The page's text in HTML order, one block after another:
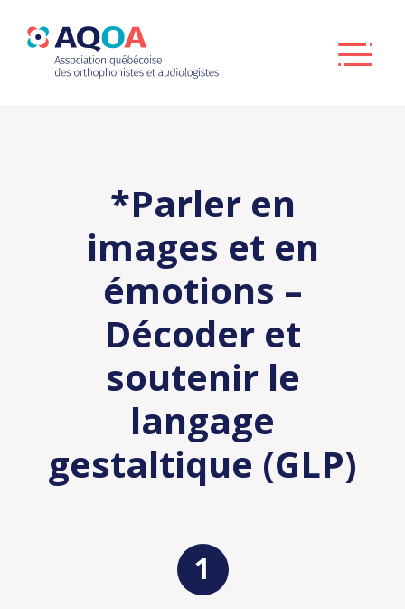
*Parler en
images et en
émotions –
Décoder et
soutenir le
langage
gestaltique (GLP)